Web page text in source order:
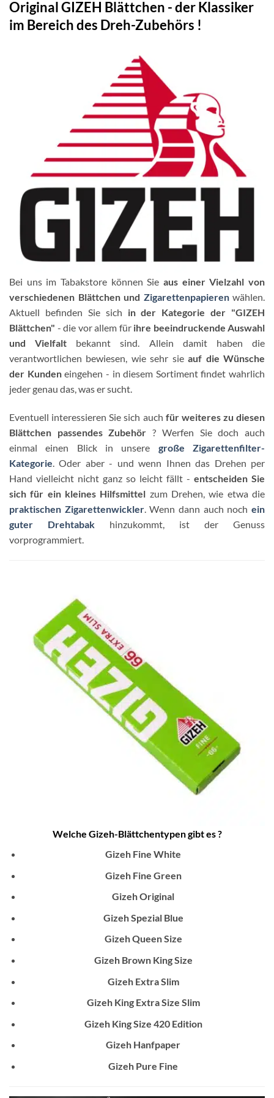
Original GIZEH Blättchen - der Klassiker
im Bereich des Dreh-Zubehörs !
Bei uns im Tabakstore können Sie aus einer Vielzahl von
verschiedenen Blättchen und Zigarettenpapierenwählen.
Aktuell befinden Sie sich in der Kategorie der "GIZEH
Blättchen" - die vor allem für ihre beeindruckende Auswahl
und Vielfalt bekannt sind. Allein damit haben die
verantwortlichen bewiesen, wie sehr sieauf die Wünsche
der Kundeneingehen - in diesem Sortiment findet wahrlich
jeder genau das, was er sucht.
Eventuell interessieren Sie sich auch für weiteres zu diesen
Blättchen passendes Zubehör ? Werfen Sie doch auch
einmal einen Blick in unsere große Zigarettenfilter-
Kategorie. Oder aber - und wenn Ihnen das Drehen per
Hand vielleicht nicht ganz so leicht fällt - entscheiden Sie
sich für ein kleines Hilfsmittel zum Drehen, wie etwa die
praktischen Zigarettenwickler. Wenn dann auch nochein
guter Drehtabak hinzukommt, ist der Genuss
vorprogrammiert.
Welche Gizeh-Blättchentypen gibt es ?
Gizeh Fine White
Gizeh Fine Green
Gizeh Original
Gizeh Spezial Blue
Gizeh Queen Size
Gizeh Brown King Size
Gizeh Extra Slim
Gizeh King Extra Size Slim
Gizeh King Size 420 Edition
Gizeh Hanfpaper
Gizeh Pure Fine